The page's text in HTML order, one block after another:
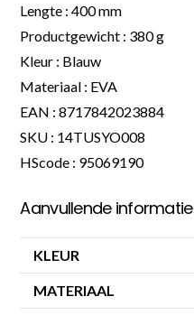
Lengte : 400 mm
Productgewicht : 380 g
Kleur : Blauw
Materiaal : EVA
EAN : 8717842023884
SKU : 14TUSYO008
HScode : 95069190
Aanvullende informatie
KLEUR
MATERIAAL